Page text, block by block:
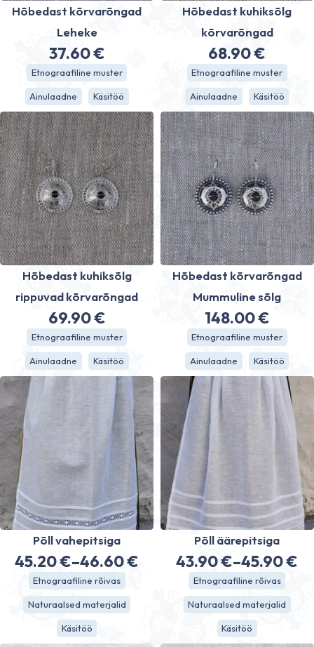
Hõbedast kõrvarõngad
Leheke
37.60€
Etnograafiline muster
Ainulaadne Käsitöö
Hõbedast kuhiksõlg
kõrvarõngad
68.90€
Etnograafiline muster
Ainulaadne Käsitöö
Hõbedast kuhiksõlg
rippuvad kõrvarõngad
69.90€
Etnograafiline muster
Ainulaadne Käsitöö
Hõbedast kõrvarõngad
Mummuline sõlg
148.00€
Etnograafiline muster
Ainulaadne Käsitöö
Põll vahepitsiga
45.20€–46.60€
Hinnavahemik:
45.20 €
kuni
46.60 €
Etnograafiline rõivas
Naturaalsed materjalid
Käsitöö
Põll äärepitsiga
43.90€–45.90€
43.90 €
kuni
45.90 €
Etnograafiline rõivas
Naturaalsed materjalid
Käsitöö